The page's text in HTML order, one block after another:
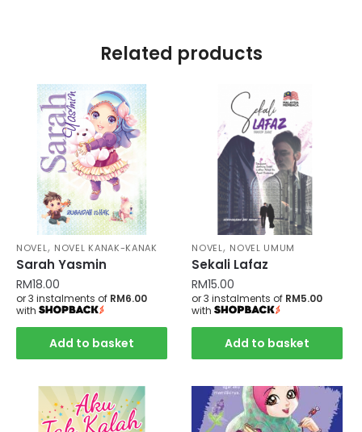
Related products
NOVEL, NOVEL KANAK-KANAK
Sarah Yasmin
RM18.00
or 3 instalments of RM6.00
with
Add to basket
NOVEL, NOVEL UMUM
Sekali Lafaz
RM15.00
or 3 instalments of RM5.00
with
Add to basket